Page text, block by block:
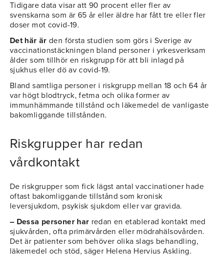
Tidigare data visar att 90 procent eller fler av
svenskarna som är 65 år eller äldre har fått tre eller fler
doser mot covid-19.
Det här är den första studien som görs i Sverige av
vaccinationstäckningen bland personer i yrkesverksam
ålder som tillhör en riskgrupp för att bli inlagd på
sjukhus eller dö av covid-19.
Bland samtliga personer i riskgrupp mellan 18 och 64 år
var högt blodtryck, fetma och olika former av
immunhämmande tillstånd och läkemedel de vanligaste
bakomliggande tillstånden.
Riskgrupper har redan
vårdkontakt
De riskgrupper som fick lägst antal vaccinationer hade
oftast bakomliggande tillstånd som kronisk
leversjukdom, psykisk sjukdom eller var gravida.
– Dessa personer har redan en etablerad kontakt med
sjukvården, ofta primärvården eller mödrahälsovården.
Det är patienter som behöver olika slags behandling,
läkemedel och stöd, säger Helena Hervius Askling.